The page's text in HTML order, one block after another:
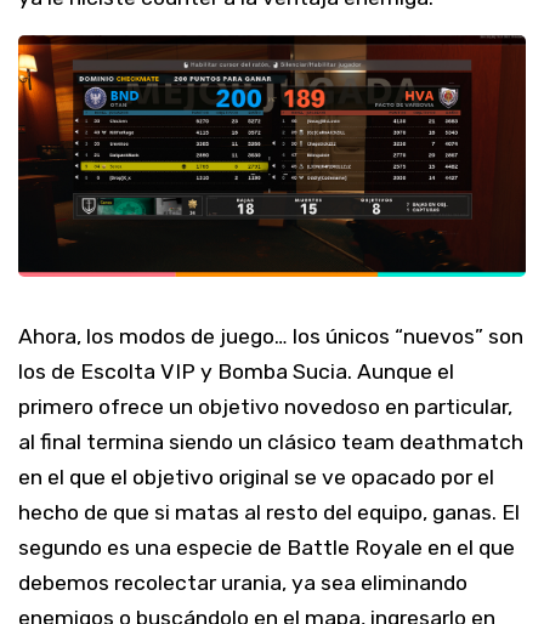
Ahora, los modos de juego… los únicos “nuevos” son
los de Escolta VIP y Bomba Sucia. Aunque el
primero ofrece un objetivo novedoso en particular,
al final termina siendo un clásico team deathmatch
en el que el objetivo original se ve opacado por el
hecho de que si matas al resto del equipo, ganas. El
segundo es una especie de Battle Royale en el que
debemos recolectar urania, ya sea eliminando
enemigos o buscándolo en el mapa, ingresarlo en